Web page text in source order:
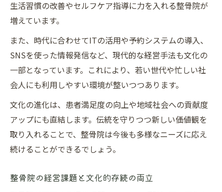
生活習慣の改善やセルフケア指導に力を入れる整骨院が
増えています。
また、時代に合わせてITの活用や予約システムの導入、
SNSを使った情報発信など、現代的な経営手法も文化の
一部となっています。これにより、若い世代や忙しい社
会人にも利用しやすい環境が整いつつあります。
文化の進化は、患者満足度の向上や地域社会への貢献度
アップにも直結します。伝統を守りつつ新しい価値観を
取り入れることで、整骨院は今後も多様なニーズに応え
続けることができるでしょう。
整骨院の経営課題と文化的存続の両立